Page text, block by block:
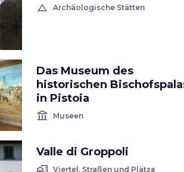
change_history Archäologische Stätten
Das Museum des
historischen
in Pistoia
account_balance Museen
Valle di Groppoli
Viertel, Straßen und Plätze